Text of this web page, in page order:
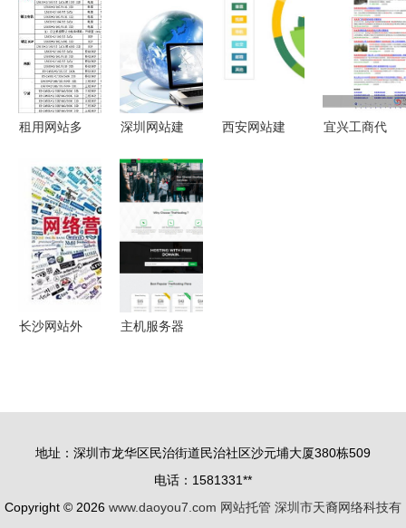
网站产品大
解密
部”，网站
优化的新战
场
评为WAF领
导者 引领
网站优化新
公司的全方
位服务解析
租用网站多
器多少钱？
服务挺妥
帖、平价更
好卖网站优
化
深圳网站建
精准识别访
问来源，驱
动网站优化
新引擎
西安网站建
宜兴工商代
长沙网站外
秘
主机服务器
地址：深圳市龙华区民治街道民治社区沙元埔大厦380栋509
电话：1581331**
Copyright © 2026 www.daoyou7.com 网站托管 深圳市天裔网络科技有